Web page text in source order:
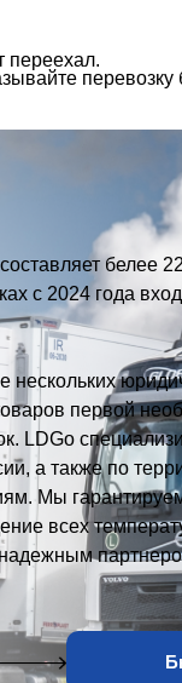
переехал.
перевозку
белее
с 2024 года
нескольких
первой
LDGo
а также по
Мы
всех
надежным